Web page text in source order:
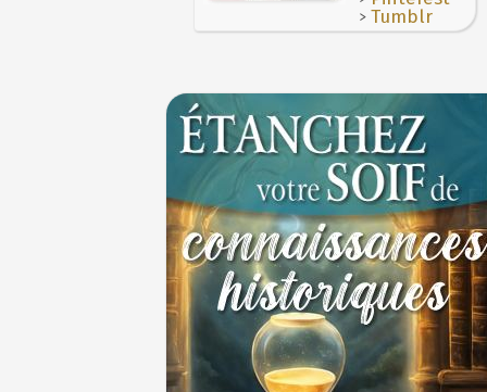
30 juin 1559 : Henri II est mortellement
coup de lance lors d’un tournoi
>Tumblr